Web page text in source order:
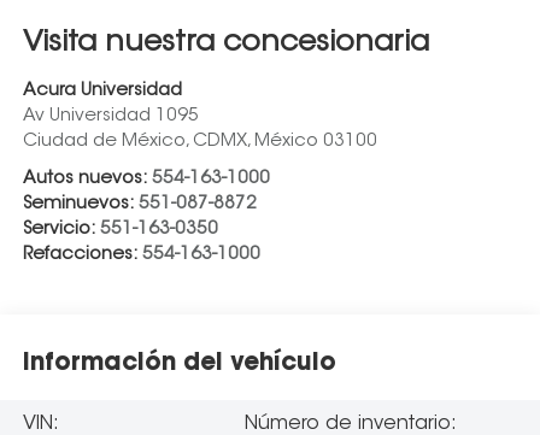
Visita nuestra concesionaria
Acura Universidad
Av Universidad 1095
Ciudad de México, CDMX, México 03100
Autos nuevos: 554-163-1000
Seminuevos: 551-087-8872
Servicio: 551-163-0350
Refacciones: 554-163-1000
Información del vehículo
VIN:
Número de inventario: